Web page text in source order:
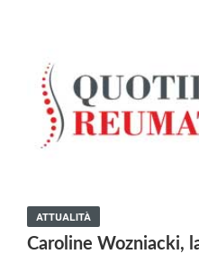
ATTUALITÀ
Caroline Wozniacki,